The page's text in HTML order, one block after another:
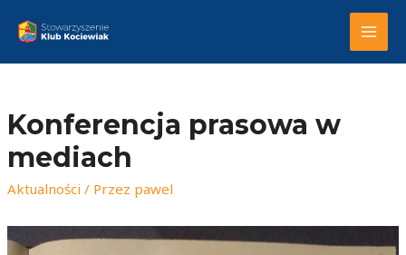
Konferencja prasowa w
mediach
Aktualności / Przez pawel